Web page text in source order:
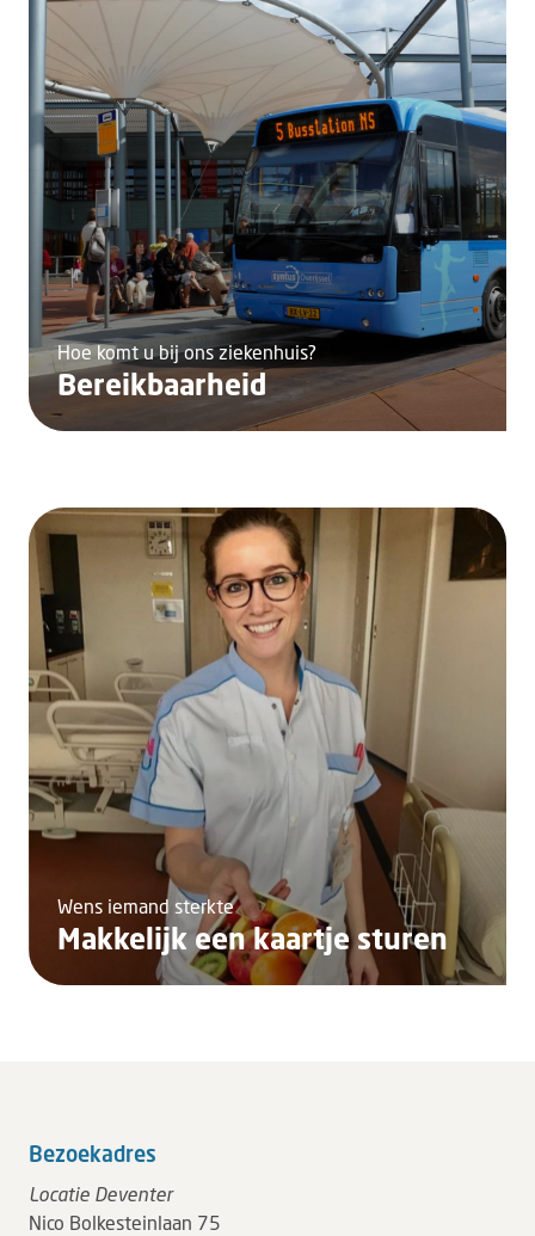
Hoe komt u bij ons ziekenhuis?
Bereikbaarheid
Wens iemand sterkte
Makkelijk een kaartje sturen
Bezoekadres
Locatie Deventer
Nico Bolkesteinlaan 75